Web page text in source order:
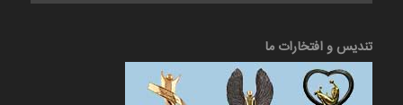
تندیس و افتخارات ما